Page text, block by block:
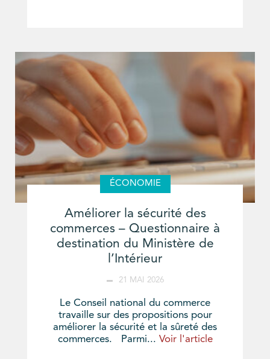
ÉCONOMIE
Améliorer la sécurité des
commerces – Questionnaire à
destination du Ministère de
l’Intérieur
21 MAI 2026
Le Conseil national du commerce
travaille sur des propositions pour
améliorer la sécurité et la sûreté des
commerces. Parmi... Voir l'article